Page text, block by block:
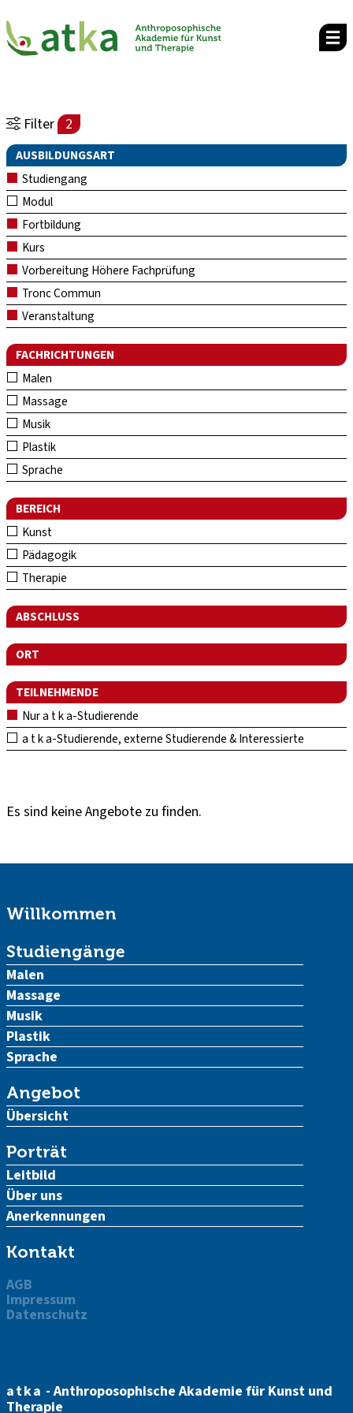
Filter 2
AUSBILDUNGSART
Studiengang
Modul
Fortbildung
Kurs
Vorbereitung Höhere Fachprüfung
Tronc Commun
Veranstaltung
FACHRICHTUNGEN
Malen
Massage
Musik
Plastik
Sprache
BEREICH
Kunst
Pädagogik
Therapie
ABSCHLUSS
ORT
TEILNEHMENDE
Nur a t k a-Studierende
a t k a-Studierende, externe Studierende & Interessierte
Es sind keine Angebote zu finden.
Willkommen
Studiengänge
Malen
Massage
Musik
Plastik
Sprache
Angebot
Übersicht
Porträt
Leitbild
Über uns
Anerkennungen
Kontakt
AGB
Impressum
Datenschutz
atka - Anthroposophische Akademie für Kunst und
Therapie